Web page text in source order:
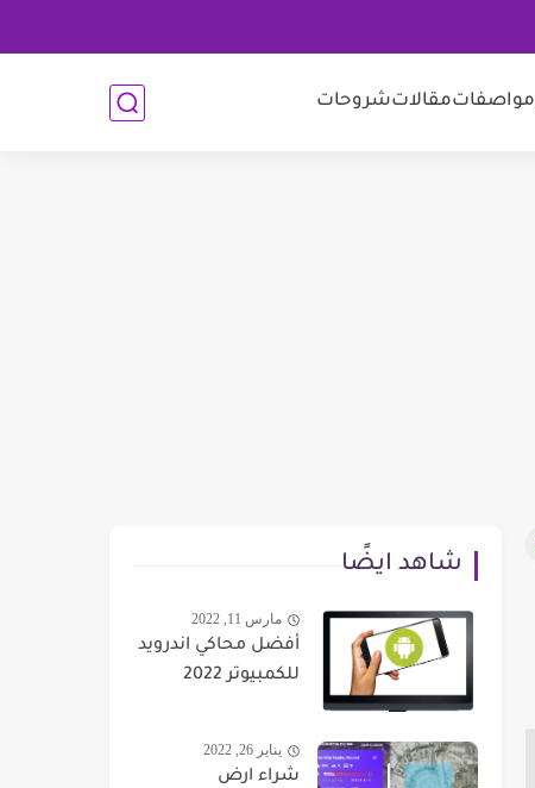
مواصفاتمقالاتشروحات
شاهد ايضًا
مارس 11, 2022
أفضل محاكي اندرويد
للكمبيوتر 2022
يناير 26, 2022
شراء ارض